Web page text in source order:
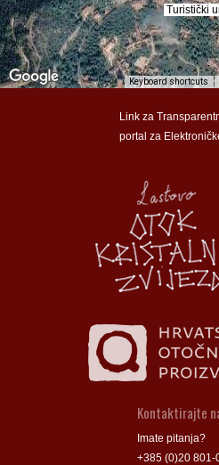
Turistički
Groblje
Turistički
Groblje
Keyboard shortcuts
Link za
portal za
Kontaktirajte
Imate pitanja?
+385 (0)20 801-